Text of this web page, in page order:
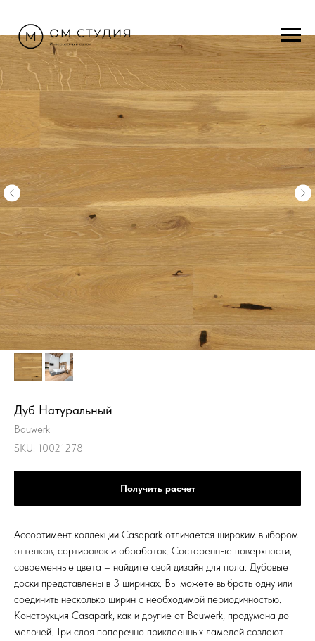
Дуб Натуральный
Bauwerk
SKU: 10021278
Получить расчет
Ассортимент коллекции Casapark отличается широким выбором
оттенков, сортировок и обработок. Состаренные поверхности,
современные цвета – найдите свой дизайн для пола. Дубовые
доски представлены в 3 ширинах. Вы можете выбрать одну или
соединить несколько ширин с необходимой периодичностью.
Конструкция Casapark, как и другие от Bauwerk, продумана до
мелочей. Три слоя поперечно приклеенных ламелей создают